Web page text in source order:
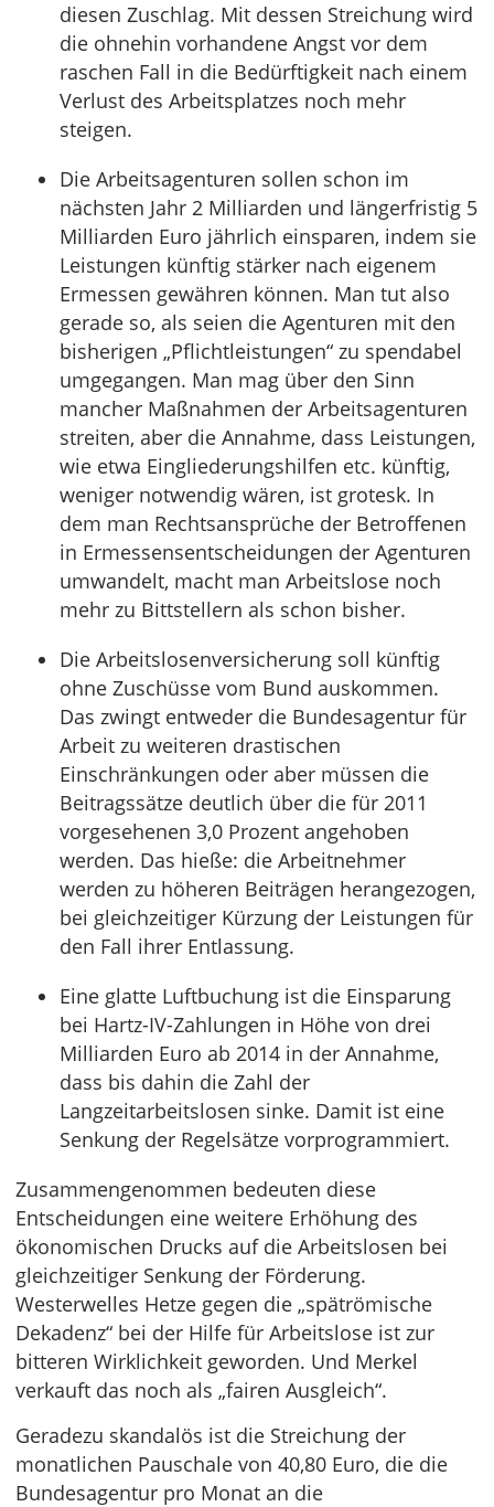
diesen Zuschlag. Mit dessen Streichung wird
die ohnehin vorhandene Angst vor dem
raschen Fall in die Bedürftigkeit nach einem
Verlust des Arbeitsplatzes noch mehr
steigen.
Die Arbeitsagenturen sollen schon im
nächsten Jahr 2 Milliarden und längerfristig 5
Milliarden Euro jährlich einsparen, indem sie
Leistungen künftig stärker nach eigenem
Ermessen gewähren können. Man tut also
gerade so, als seien die Agenturen mit den
bisherigen „Pflichtleistungen“ zu spendabel
umgegangen. Man mag über den Sinn
mancher Maßnahmen der Arbeitsagenturen
streiten, aber die Annahme, dass Leistungen,
wie etwa Eingliederungshilfen etc. künftig,
weniger notwendig wären, ist grotesk. In
dem man Rechtsansprüche der Betroffenen
in Ermessensentscheidungen der Agenturen
umwandelt, macht man Arbeitslose noch
mehr zu Bittstellern als schon bisher.
Die Arbeitslosenversicherung soll künftig
ohne Zuschüsse vom Bund auskommen.
Das zwingt entweder die Bundesagentur für
Arbeit zu weiteren drastischen
Einschränkungen oder aber müssen die
Beitragssätze deutlich über die für 2011
vorgesehenen 3,0 Prozent angehoben
werden. Das hieße: die Arbeitnehmer
werden zu höheren Beiträgen herangezogen,
bei gleichzeitiger Kürzung der Leistungen für
den Fall ihrer Entlassung.
Eine glatte Luftbuchung ist die Einsparung
bei Hartz-IV-Zahlungen in Höhe von drei
Milliarden Euro ab 2014 in der Annahme,
dass bis dahin die Zahl der
Langzeitarbeitslosen sinke. Damit ist eine
Senkung der Regelsätze vorprogrammiert.
Zusammengenommen bedeuten diese
Entscheidungen eine weitere Erhöhung des
ökonomischen Drucks auf die Arbeitslosen bei
gleichzeitiger Senkung der Förderung.
Westerwelles Hetze gegen die „spätrömische
Dekadenz“ bei der Hilfe für Arbeitslose ist zur
bitteren Wirklichkeit geworden. Und Merkel
verkauft das noch als „fairen Ausgleich“.
Geradezu skandalös ist die Streichung der
monatlichen Pauschale von 40,80 Euro, die die
Bundesagentur pro Monat an die